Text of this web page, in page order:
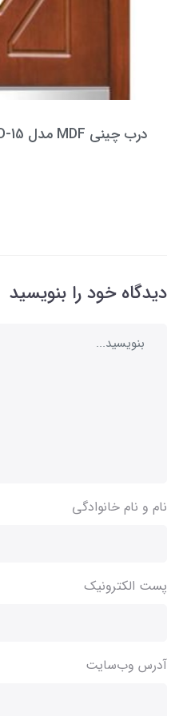
درب چینی MDF مدل AD-15
دیدگاه خود را بنویسید
نام و نام خانوادگی
پست الکترونیک
آدرس وب‌سایت